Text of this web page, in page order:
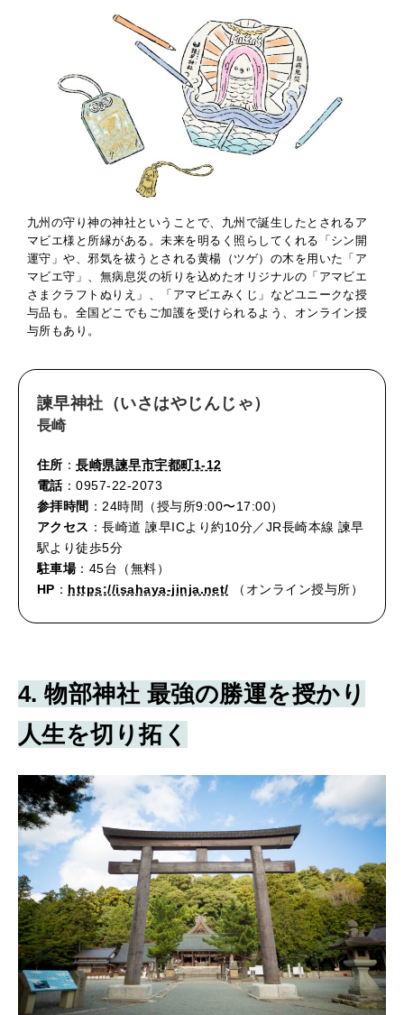
九州の守り神の神社ということで、九州で誕生したとされるア
マビエ様と所縁がある。未来を明るく照らしてくれる「シン開
運守」や、邪気を祓うとされる黄楊（ツゲ）の木を用いた「ア
マビエ守」、無病息災の祈りを込めたオリジナルの「アマビエ
さまクラフトぬりえ」、「アマビエみくじ」などユニークな授
与品も。全国どこでもご加護を受けられるよう、オンライン授
与所もあり。
諫早神社（いさはやじんじゃ）
長崎
住所 ：長崎県諫早市宇都町1-12
電話：0957-22-2073
参拝時間 ：24時間（授与所9:00〜17:00）
アクセス ：長崎道 諫早ICより約10分／JR長崎本線 諫早
駅より徒歩5分
駐車場：45台（無料）
HP ： https://isahaya-jinja.net/ （オンライン授与所）
4.物部神社 最強の勝運を授かり
人生を切り拓く